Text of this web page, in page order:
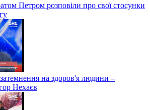
Петром розповіли про свої стосунки
на здоров'я людини –
Нехаєв